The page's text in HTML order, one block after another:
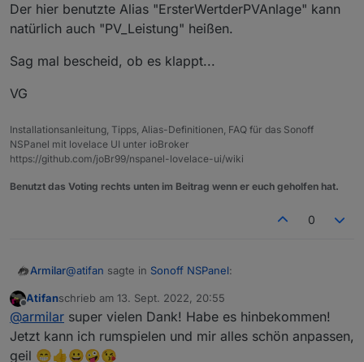
Der hier benutzte Alias "ErsterWertderPVAnlage" kann
natürlich auch "PV_Leistung" heißen.
Sag mal bescheid, ob es klappt...
VG
Installationsanleitung, Tipps, Alias-Definitionen, FAQ für das Sonoff
NSPanel mit lovelace UI unter ioBroker
https://github.com/joBr99/nspanel-lovelace-ui/wiki
Benutzt das Voting rechts unten im Beitrag wenn er euch geholfen hat.
0
Armilar@atifan sagte in Sonoff NSPanel:
Hallo Leute, ich hänge mich hier mal dran. Hab
seit kurzem auch ein NSPanel und habe bereits
folgendes gemacht:
Zunächst einmal herzlich Willkommen
Offline
Atifanschrieb am 13. Sept. 2022, 20:55
zuletzt editiert von
@armilar super vielen Dank! Habe es hinbekommen!
Jetzt kann ich rumspielen und mir alles schön anpassen,
geil 😁👍😀🤪😘